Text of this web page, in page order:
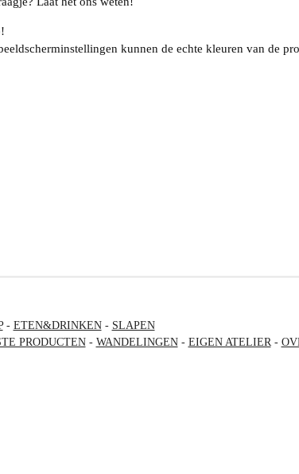
kunnen de echte kleuren van de
- ETEN&DRINKEN- SLAPEN
PRODUCTEN- WANDELINGEN- EIGEN ATELIER-